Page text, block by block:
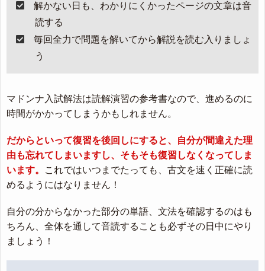
解かない日も、わかりにくかったページの文章は音
読する
毎回全力で問題を解いてから解説を読む入りましょ
う
マドンナ入試解法は読解演習の参考書なので、進めるのに
時間がかかってしまうかもしれません。
だからといって復習を後回しにすると、自分が間違えた理
由も忘れてしまいますし、そもそも復習しなくなってしま
います。
これではいつまでたっても、古文を速く正確に読
めるようにはなりません！
自分の分からなかった部分の単語、文法を確認するのはも
ちろん、全体を通して音読することも必ずその日中にやり
ましょう！